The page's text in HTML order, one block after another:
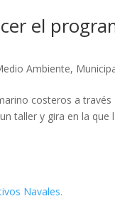
el
Ambiente,
costeros a
taller y gira en la